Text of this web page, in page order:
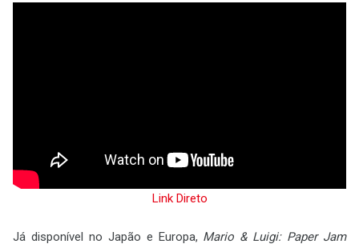
Link Direto
Já disponível no Japão e Europa, Mario & Luigi: Paper Jam